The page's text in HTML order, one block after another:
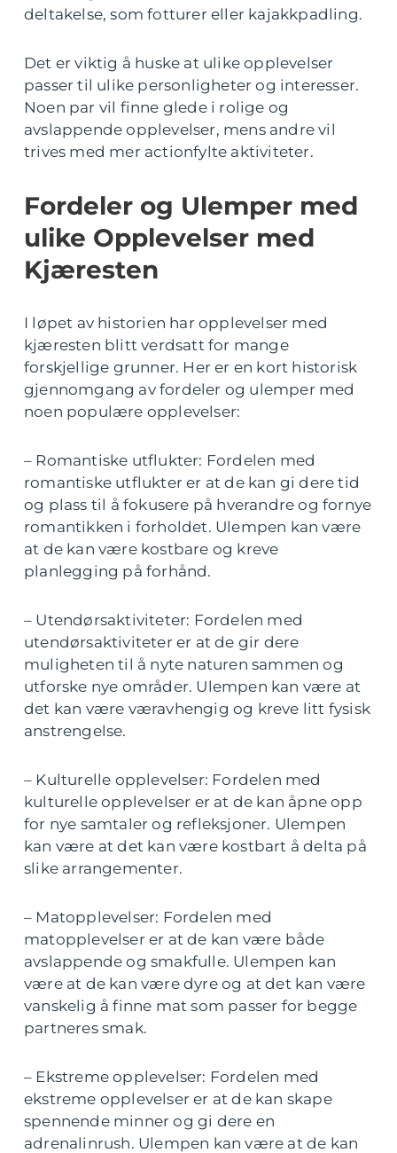
deltakelse, som fotturer eller kajakkpadling.
Det er viktig å huske at ulike opplevelser
passer til ulike personligheter og interesser.
Noen par vil finne glede i rolige og
avslappende opplevelser, mens andre vil
trives med mer actionfylte aktiviteter.
Fordeler og Ulemper med
ulike Opplevelser med
Kjæresten
I løpet av historien har opplevelser med
kjæresten blitt verdsatt for mange
forskjellige grunner. Her er en kort historisk
gjennomgang av fordeler og ulemper med
noen populære opplevelser:
– Romantiske utflukter: Fordelen med
romantiske utflukter er at de kan gi dere tid
og plass til å fokusere på hverandre og fornye
romantikken i forholdet. Ulempen kan være
at de kan være kostbare og kreve
planlegging på forhånd.
– Utendørsaktiviteter: Fordelen med
utendørsaktiviteter er at de gir dere
muligheten til å nyte naturen sammen og
utforske nye områder. Ulempen kan være at
det kan være væravhengig og kreve litt fysisk
anstrengelse.
– Kulturelle opplevelser: Fordelen med
kulturelle opplevelser er at de kan åpne opp
for nye samtaler og refleksjoner. Ulempen
kan være at det kan være kostbart å delta på
slike arrangementer.
– Matopplevelser: Fordelen med
matopplevelser er at de kan være både
avslappende og smakfulle. Ulempen kan
være at de kan være dyre og at det kan være
vanskelig å finne mat som passer for begge
partneres smak.
– Ekstreme opplevelser: Fordelen med
ekstreme opplevelser er at de kan skape
spennende minner og gi dere en
adrenalinrush. Ulempen kan være at de kan